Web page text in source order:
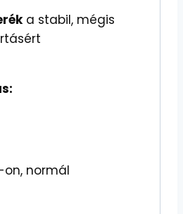
a stabil, mégis
on, normál